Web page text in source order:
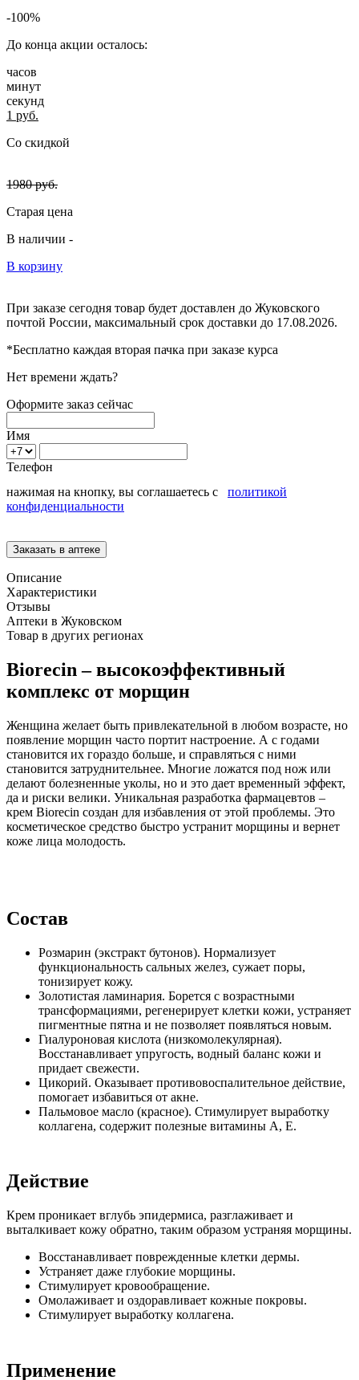
-100%
До конца акции осталось:
часов
минут
секунд
1 руб.
Со скидкой
1980руб.
Старая цена
В наличии -
В корзину
При заказе сегодня товар будет доставлен до Жуковского
почтой России, максимальный срок доставки до 17.08.2026.
*Бесплатно каждая вторая пачка при заказе курса
Нет времени ждать?
Оформите заказ сейчас
Имя
Телефон
нажимая на кнопку, вы соглашаетесь с политикой
конфиденциальности
Описание
Характеристики
Отзывы
Аптеки в Жуковском
Товар в других регионах
Biorecin – высокоэффективный
комплекс от морщин
Женщина желает быть привлекательной в любом возрасте, но
появление морщин часто портит настроение. А с годами
становится их гораздо больше, и справляться с ними
становится затруднительнее. Многие ложатся под нож или
делают болезненные уколы, но и это дает временный эффект,
да и риски велики. Уникальная разработка фармацевтов –
крем Biorecin создан для избавления от этой проблемы. Это
косметическое средство быстро устранит морщины и вернет
коже лица молодость.
Состав
Розмарин (экстракт бутонов). Нормализует
функциональность сальных желез, сужает поры,
тонизирует кожу.
Золотистая ламинария. Борется с возрастными
трансформациями, регенерирует клетки кожи, устраняет
пигментные пятна и не позволяет появляться новым.
Гиалуроновая кислота (низкомолекулярная).
Восстанавливает упругость, водный баланс кожи и
придает свежести.
Цикорий. Оказывает противовоспалительное действие,
помогает избавиться от акне.
Пальмовое масло (красное). Стимулирует выработку
коллагена, содержит полезные витамины А, Е.
Действие
Крем проникает вглубь эпидермиса, разглаживает и
выталкивает кожу обратно, таким образом устраняя морщины.
Восстанавливает поврежденные клетки дермы.
Устраняет даже глубокие морщины.
Стимулирует кровообращение.
Омолаживает и оздоравливает кожные покровы.
Стимулирует выработку коллагена.
Применение